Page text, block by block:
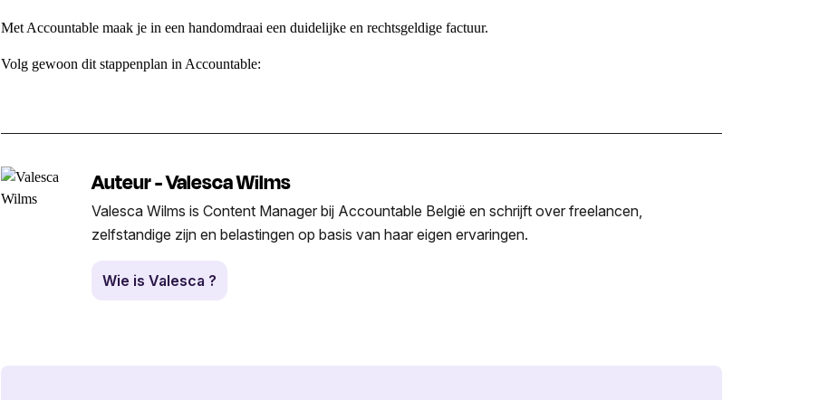
Met Accountable maak je in een handomdraai een duidelijke en rechtsgeldige factuur.
Volg gewoon dit stappenplan in Accountable:
Auteur - Valesca Wilms
Valesca Wilms is Content Manager bij Accountable België en schrijft over freelancen,
zelfstandige zijn en belastingen op basis van haar eigen ervaringen.
Wie is Valesca ?